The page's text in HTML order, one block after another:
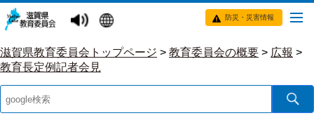
防災・災害情報
滋賀県教育委員会トップページ > 教育委員会の概要 > 広報 >
教育長定例記者会見